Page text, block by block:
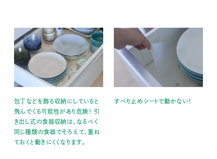
包丁などを飾る収納にしていると
飛んでくる可能性があり危険！ 引
き出し式の食器収納は、なるべく
同じ種類の食器でそろえて、重ね
ておくと動きにくくなります。
すべり止めシートで動かない！